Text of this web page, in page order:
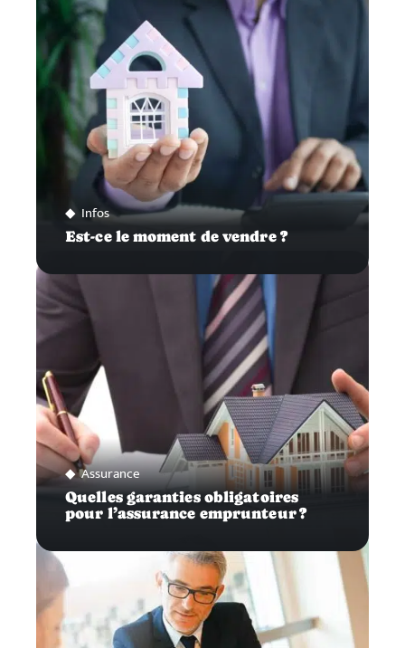
Infos
Est-ce le moment de vendre ?
Assurance
Quelles garanties obligatoires
pour l’assurance emprunteur ?